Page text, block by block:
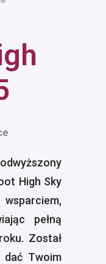
High Sky
pełną
Został
dać Twoim